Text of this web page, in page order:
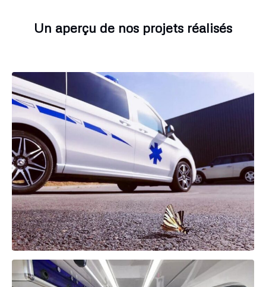
Un aperçu de nos projets réalisés